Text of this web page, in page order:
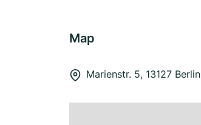
Map
Marienstr. 5, 13127 Berlin